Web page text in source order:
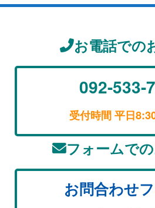
お電話での
092-533-
受付時間 平日
フォームで
お問合わせ